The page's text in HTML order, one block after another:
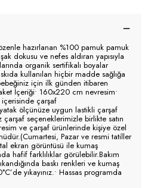
hazırlanan %100 pamuk pamuk
dokusu ve nefes aldıran yapısıyla
organik sertifikalı boyalar
kullanılan hiçbir madde sağlığa
için ilk günden itibaren
İçeriği• 160x220 cm nevresim•
içerisinde çarşaf
ölçünüze uygun lastikli çarşaf
seçeneklerimizle birlikte satın
ve çarşaf ürünlerinde kişiye özel
Pazar ve resmi tatiller
ekran görüntüsü ile kumaş
hafif farklılıklar görülebilir.Bakım
baskı renkleri ve kumaş
yıkayınız.• Hassas programda